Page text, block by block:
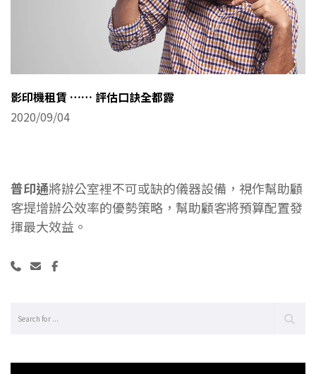
影印機租賃 …… 評估口訣全都露
2020/09/04
普印通將辦公室裡不可或缺的儀器設備，視作幫助顧
客提增辦公效率的優勢策略，幫助顧客將預算配置發
揮最大效益。